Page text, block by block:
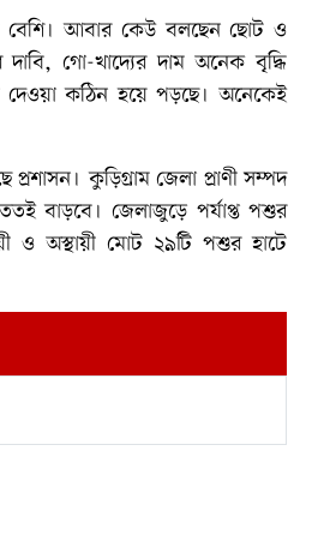
বেশি। আবার কেউ বলছেন ছোট ও
গো-খাদ্যের দাম অনেক বৃদ্ধি
দেওয়া কঠিন হয়ে পড়ছে। অনেকেই
কুড়িগ্রাম জেলা প্রাণী সম্পদ
বাড়বে। জেলাজুড়ে পর্যাপ্ত পশুর
ও অস্থায়ী মোট ২৯টি পশুর হাটে